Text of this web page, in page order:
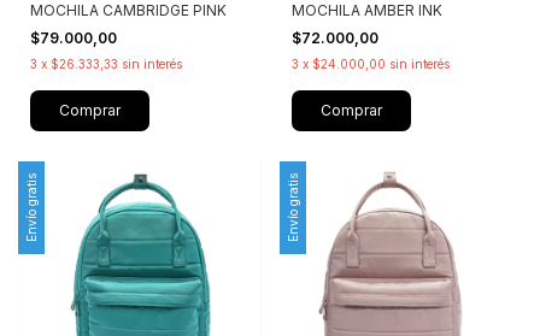
MOCHILA CAMBRIDGE PINK
$79.000,00
3 x $26.333,33 sin interés
Comprar
MOCHILA AMBER INK
$72.000,00
3 x $24.000,00 sin interés
Comprar
Envío gratis Envío gratis